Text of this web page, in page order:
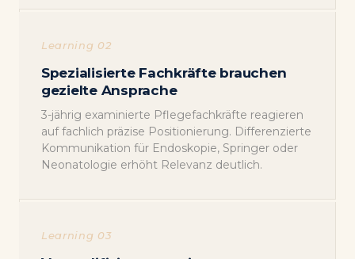
Learning 02
Spezialisierte Fachkräfte brauchen
gezielte Ansprache
3-jährig examinierte Pflegefachkräfte reagieren
auf fachlich präzise Positionierung. Differenzierte
Kommunikation für Endoskopie, Springer oder
Neonatologie erhöht Relevanz deutlich.
Learning 03